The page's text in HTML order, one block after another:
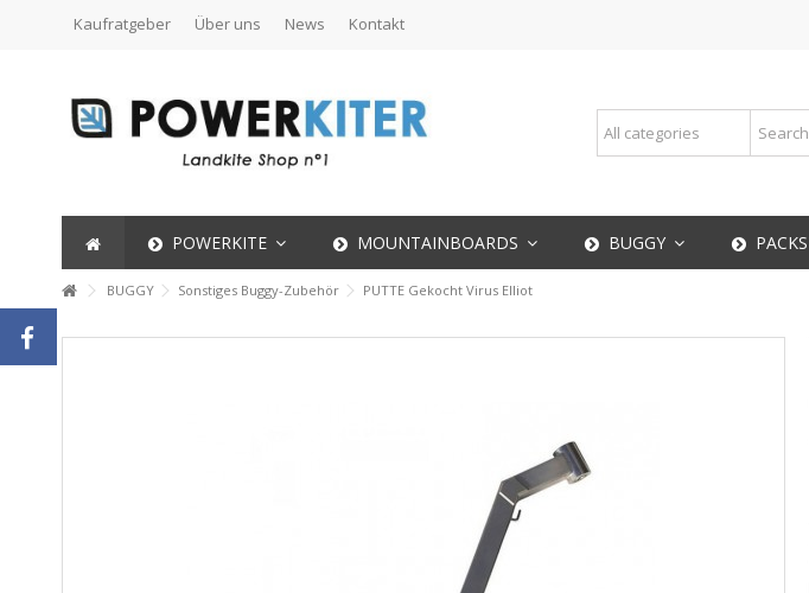
Kaufratgeber Über uns News Kontakt
POWERKITE MOUNTAINBOARDS BUGGY PACKS
BUGGY Sonstiges Buggy-Zubehör PUTTE Gekocht Virus Elliot